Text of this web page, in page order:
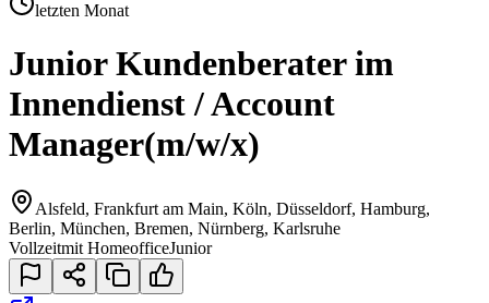
letzten Monat
Junior Kundenberater im
Innendienst / Account
Manager(m/w/x)
Alsfeld, Frankfurt am Main, Köln, Düsseldorf, Hamburg,
Berlin, München, Bremen, Nürnberg, Karlsruhe
Vollzeitmit HomeofficeJunior